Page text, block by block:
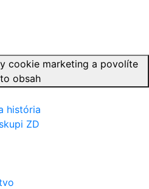
cookie marketing a povolíte
obsah
história
ZD